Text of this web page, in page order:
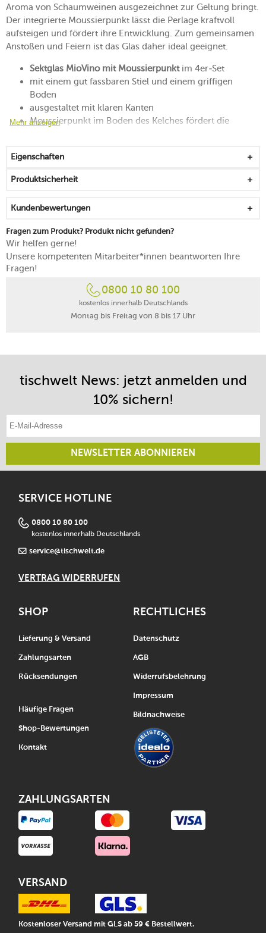
Aroma von Schaumweinen ausgezeichnet zur Geltung bringt.
Der integrierte Moussierpunkt lässt die Perlage kraftvoll
aufsteigen und fördert ihre Entwicklung. Zum gemeinsamen
Anstoßen und Feiern ist das Glas daher ideal geeignet.
Sektglas MioVino mit Moussierpunktim 4er-Set
mit einem gut fassbaren Stiel und einem griffigen
Boden
ausgestaltet mit klaren Kanten
Moussierpunkt im Boden des Kelches fördert die
frisch
kommt mit einem brillierenden Glanz daher
Made in Germany
Mehr anzeigen
Eigenschaften
Produktsicherheit
Kundenbewertungen
Fragen zum Produkt? Produkt nicht gefunden?
Wir helfen gerne!
Unsere kompetenten Mitarbeiter*innen beantworten Ihre
Fragen!
0800 10 80 100
kostenlos innerhalb Deutschlands
Montag bis Freitag von 8 bis 17 Uhr
tischwelt News: jetzt anmelden und
10% sichern!
NEWSLETTER ABONNIEREN
SERVICE HOTLINE
0800 10 80 100
kostenlos innerhalb Deutschlands
service@tischwelt.de
VERTRAG WIDERRUFEN
SHOP
Lieferung & Versand
Zahlungsarten
Rücksendungen
Häufige Fragen
Shop-Bewertungen
Kontakt
RECHTLICHES
Datenschutz
AGB
Widerrufsbelehrung
Impressum
Bildnachweise
ZAHLUNGSARTEN
VERSAND
Kostenloser Versand mit GLS ab 59 € Bestellwert.